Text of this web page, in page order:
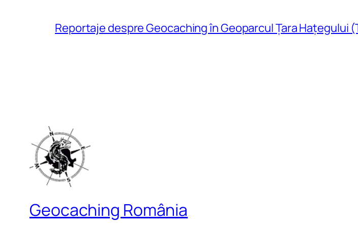
Reportaje despre Geocaching în Geoparcul Țara Hațegului
Geocaching România